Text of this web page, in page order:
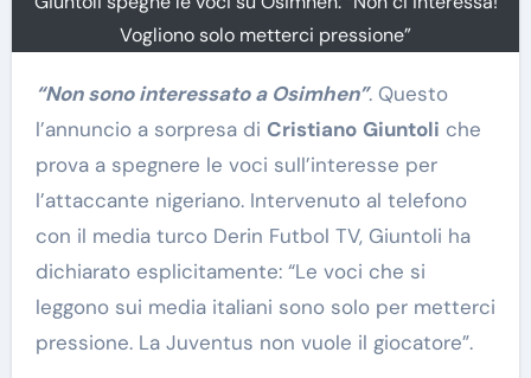
Vogliono solo metterci pressione”
“Non sono interessato a Osimhen”. Questo
l’annuncio a sorpresa di Cristiano Giuntoli che
prova a spegnere le voci sull’interesse per
l’attaccante nigeriano. Intervenuto al telefono
con il media turco Derin Futbol TV, Giuntoli ha
dichiarato esplicitamente: “Le voci che si
leggono sui media italiani sono solo per metterci
pressione. La Juventus non vuole il giocatore”.